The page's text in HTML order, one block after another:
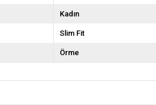
Kadın
Slim Fit
Örme